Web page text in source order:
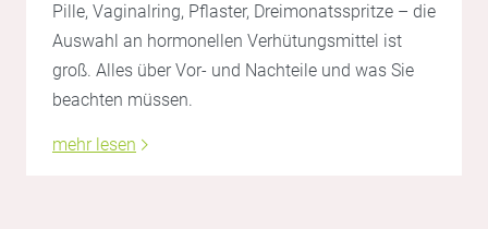
Pille, Vaginalring, Pflaster, Dreimonatsspritze – die
Auswahl an hormonellen Verhütungsmittel ist
groß. Alles über Vor- und Nachteile und was Sie
beachten müssen.
mehr lesen